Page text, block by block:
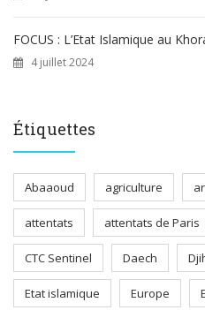
FOCUS : L’Etat Islamique au
4 juillet 2024
Étiquettes
Abaaoud agriculture
attentats attentats de Paris
CTC Sentinel Daech
Etat islamique Europe